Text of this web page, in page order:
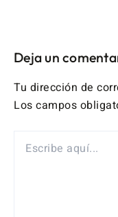
Deja un
Tu dirección de
Los campos
AQUÍ...